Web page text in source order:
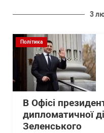
3
Політика
В Офісі
дипломатичної
Зеленського